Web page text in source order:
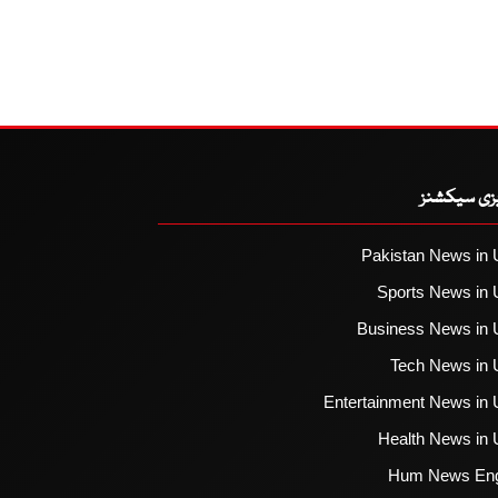
سیکشنز
Pakistan News in
Sports News in
Business News in
Tech News in
Entertainment News in
Health News in
Hum News